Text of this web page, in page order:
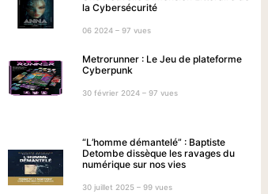
la Cybersécurité
06 2024 – 97 vues
Metrorunner : Le Jeu de plateforme
Cyberpunk
30 février 2024 – 97 vues
“L’homme démantelé” : Baptiste
Detombe dissèque les ravages du
numérique sur nos vies
30 juillet 2025 – 99 vues